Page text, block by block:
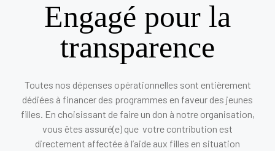
Engagé pour la
transparence
Toutes nos dépenses opérationnelles sont entièrement
dédiées à financer des programmes en faveur des jeunes
filles. En choisissant de faire un don à notre organisation,
vous êtes assuré(e) que votre contribution est
directement affectée à l’aide aux filles en situation